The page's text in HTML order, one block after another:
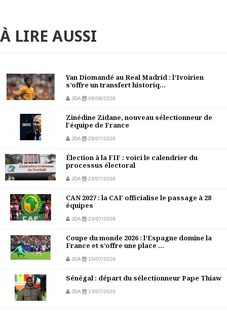
À LIRE AUSSI
Yan Diomandé au Real Madrid : l’Ivoirien
s’offre un transfert historiq...
JDA 08/08/2026
Zinédine Zidane, nouveau sélectionneur de
l'équipe de France
JDA 28/07/2026
Élection à la FIF : voici le calendrier du
processus électoral
JDA 23/07/2026
CAN 2027 : la CAF officialise le passage à 28
équipes
JDA 23/07/2026
Coupe du monde 2026 : l’Espagne domine la
France et s’offre une place ...
JDA 15/07/2026
Sénégal : départ du sélectionneur Pape Thiaw
JDA 13/07/2026